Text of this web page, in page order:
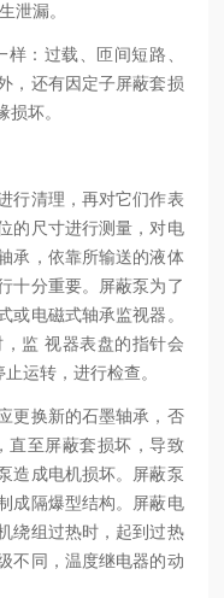
泄漏。
：过载、匝间短路、
，还有因定子屏蔽套损
坏。
清理，再对它们作表
的尺寸进行测量，对电
承，依靠所输送的液体
十分重要。屏蔽泵为了
或电磁式轴承监视器。
监 视器表盘的指针会
运转，进行检查。
换新的石墨轴承，否
直至屏蔽套损坏，导致
造成电机损坏。屏蔽泵
成隔爆型结构。屏蔽电
绕组过热时，起到过热
不同，温度继电器的动